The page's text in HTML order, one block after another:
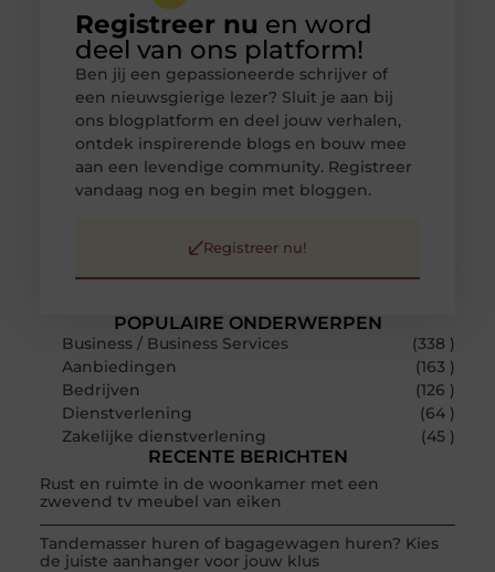
POPULAIRE ONDERWERPEN
Business / Business Services
(338 )
Aanbiedingen
(163 )
Bedrijven
(126 )
Dienstverlening
(64 )
Zakelijke dienstverlening
(45 )
RECENTE BERICHTEN
Rust en ruimte in de woonkamer met een
zwevend tv meubel van eiken
Tandemasser huren of bagagewagen huren? Kies
de juiste aanhanger voor jouw klus
Registreer nu en word
deel van ons platform!
Ben jij een gepassioneerde schrijver of
een nieuwsgierige lezer? Sluit je aan bij
ons blogplatform en deel jouw verhalen,
ontdek inspirerende blogs en bouw mee
aan een levendige community. Registreer
vandaag nog en begin met bloggen.
Registreer nu!